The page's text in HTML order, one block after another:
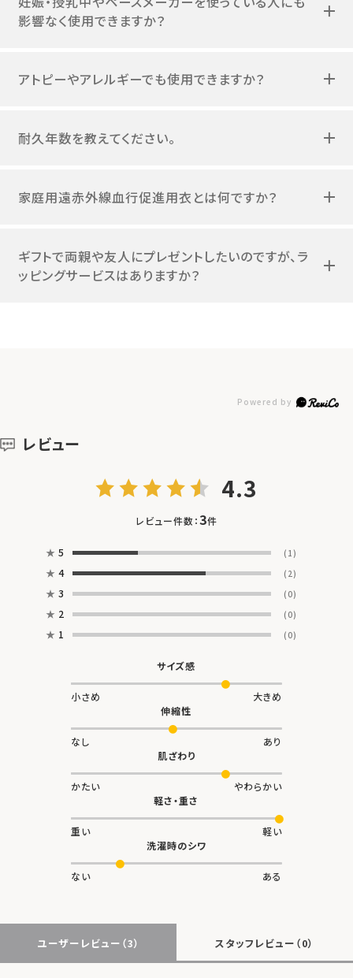
影響なく使用できますか？
アトピーやアレルギーでも使用できますか？
耐久年数を教えてください。
家庭用遠赤外線血行促進用衣とは何ですか？
ギフトで両親や友人にプレゼントしたいのですが、ラ
ッピングサービスはありますか？
レビュー
4.3
レビュー件数：3件
★ 5 (1)
★ 4 (2)
★ 3 (0)
★ 2 (0)
★ 1 (0)
サイズ感
小さめ
大きめ
伸縮性
なし
あり
肌ざわり
かたい
やわらかい
軽さ・重さ
重い
軽い
洗濯時のシワ
ない ある
ユーザーレビュー （3） スタッフレビュー （0）